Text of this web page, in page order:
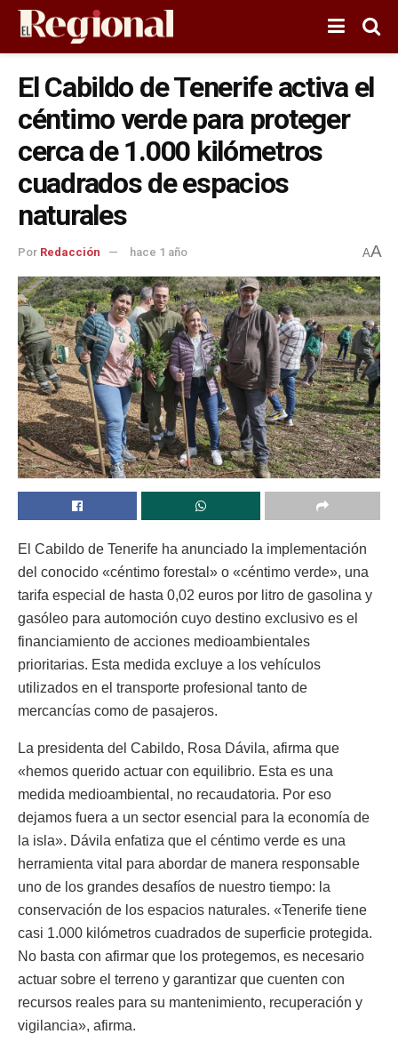
El Cabildo de Tenerife activa el
céntimo verde para proteger
cerca de 1.000 kilómetros
cuadrados de espacios
naturales
Por Redacción hace 1 año AA
El Cabildo de Tenerife ha anunciado la implementación
del conocido «céntimo forestal» o «céntimo verde», una
tarifa especial de hasta 0,02 euros por litro de gasolina y
gasóleo para automoción cuyo destino exclusivo es el
financiamiento de acciones medioambientales
prioritarias. Esta medida excluye a los vehículos
utilizados en el transporte profesional tanto de
mercancías como de pasajeros.
La presidenta del Cabildo, Rosa Dávila, afirma que
«hemos querido actuar con equilibrio. Esta es una
medida medioambiental, no recaudatoria. Por eso
dejamos fuera a un sector esencial para la economía de
la isla». Dávila enfatiza que el céntimo verde es una
herramienta vital para abordar de manera responsable
uno de los grandes desafíos de nuestro tiempo: la
conservación de los espacios naturales. «Tenerife tiene
casi 1.000 kilómetros cuadrados de superficie protegida.
No basta con afirmar que los protegemos, es necesario
actuar sobre el terreno y garantizar que cuenten con
recursos reales para su mantenimiento, recuperación y
vigilancia», afirma.